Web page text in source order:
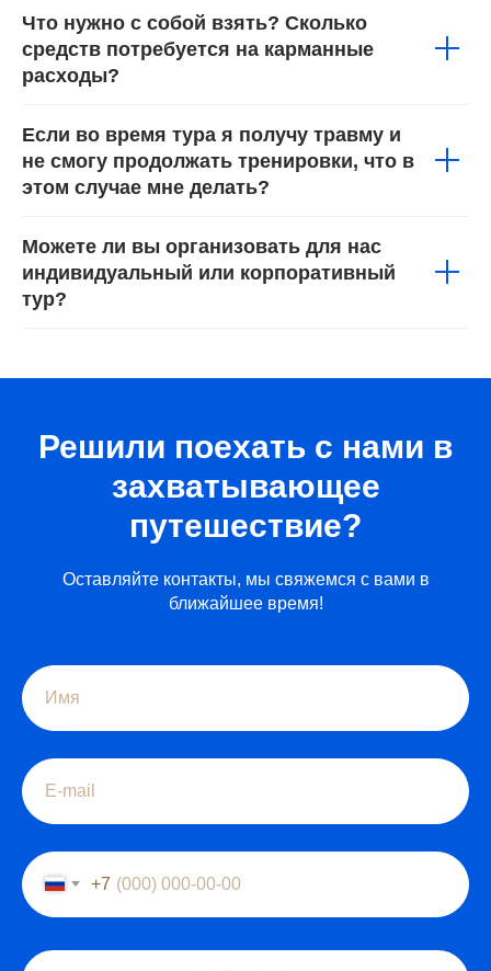
Что нужно с собой взять? Сколько
средств потребуется на карманные
расходы?
Если во время тура я получу травму и
не смогу продолжать тренировки, что в
этом случае мне делать?
Можете ли вы организовать для нас
индивидуальный или корпоративный
тур?
Решили поехать с нами в
захватывающее
путешествие?
Оставляйте контакты, мы свяжемся с вами в
ближайшее время!
+7